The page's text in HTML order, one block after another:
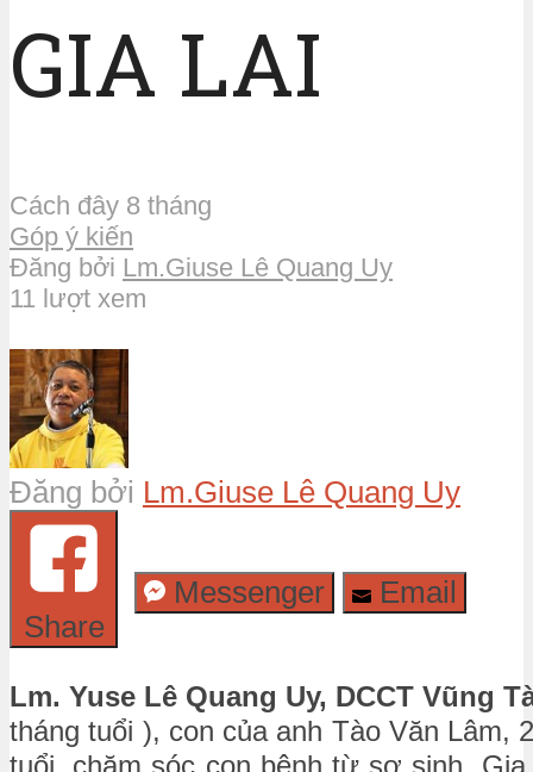
GIA LAI
Cách đây 8 tháng
Góp ý kiến
Đăng bởi Lm.Giuse Lê Quang Uy
11 lượt xem
Đăng bởi Lm.Giuse Lê Quang Uy
Share
Messenger Email
Lm. Yuse Lê Quang Uy, DCCT Vũng
tháng tuổi ), con của anh Tào Văn Lâm,
tuổi, chăm sóc con bệnh từ sơ sinh.